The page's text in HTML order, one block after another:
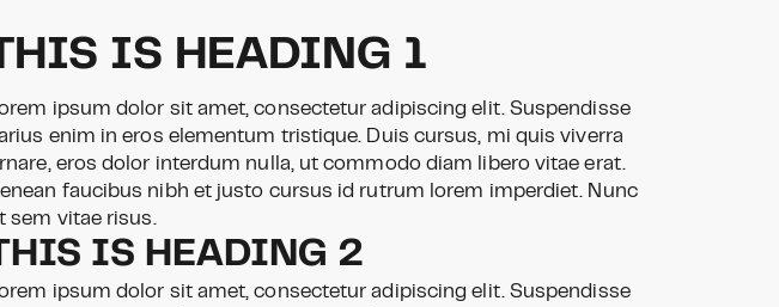
IS HEADING 1
ipsum dolor sit amet, consectetur adipiscing elit. Suspendisse
enim in eros elementum tristique. Duis cursus, mi quis viverra
eros dolor interdum nulla, ut commodo diam libero vitae erat.
faucibus nibh et justo cursus id rutrum lorem imperdiet. Nunc
sem vitae risus.
THIS IS HEADING 2
ipsum dolor sit amet, consectetur adipiscing elit. Suspendisse